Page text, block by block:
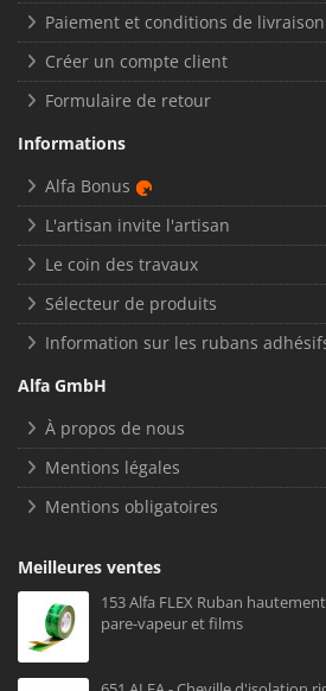
Paiement et conditions de livraison
Créer un compte client
Formulaire de retour
Informations
Alfa Bonus
L'artisan invite l'artisan
Le coin des travaux
Sélecteur de produits
Information sur les rubans
Alfa GmbH
À propos de nous
Mentions légales
Mentions obligatoires
Meilleures ventes
153 Alfa FLEX Ruban
pare-vapeur et films